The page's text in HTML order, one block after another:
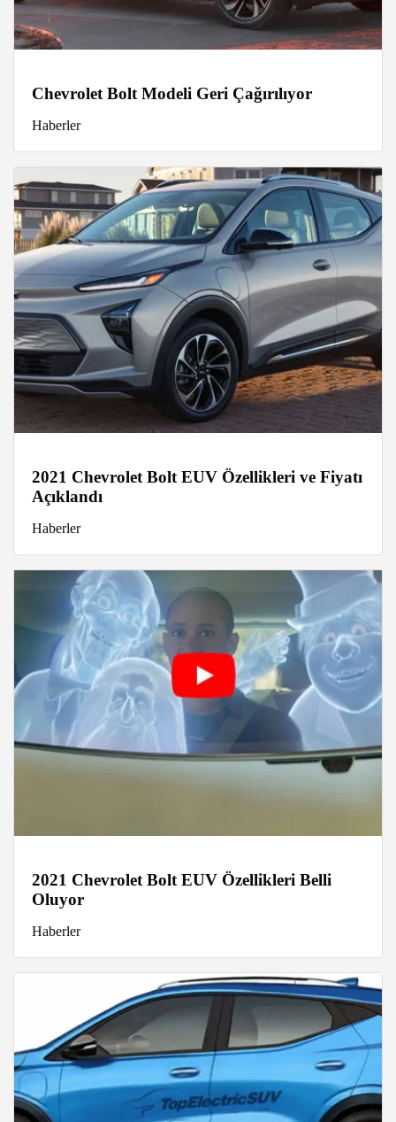
Chevrolet Bolt Modeli Geri Çağırılıyor
Haberler
2021 Chevrolet Bolt EUV Özellikleri ve Fiyatı
Açıklandı
Haberler
2021 Chevrolet Bolt EUV Özellikleri Belli
Oluyor
Haberler